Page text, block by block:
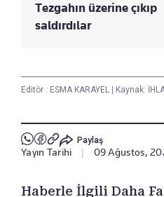
Tezgahın üzerine çıkıp
saldırdılar
Editör : ESMA KARAYEL Kaynak:
Paylaş
Yayın Tarihi 09 Ağustos,
Haberle İlgili Daha